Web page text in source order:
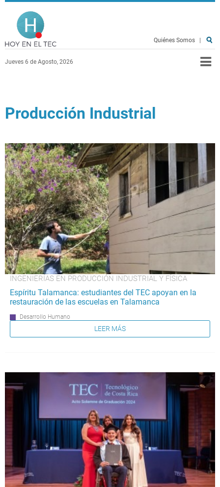
Pasar al contenido principal
Jueves 6 de Agosto, 2026
Quiénes Somos
Producción Industrial
INGENIERÍAS EN PRODUCCIÓN INDUSTRIAL Y FÍSICA
Espíritu Talamanca: estudiantes del TEC apoyan en la
restauración de las escuelas en Talamanca
Desarrollo Humano
LEER MÁS